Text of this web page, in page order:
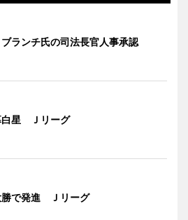
ランチ氏の司法長官人事承認
白星 Ｊリーグ
勝で発進 Ｊリーグ